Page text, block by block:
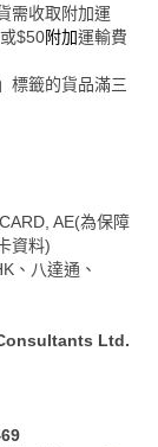
需收取附加運
$50附加運輸費
標籤的貨品滿三
AE(為保障
資料)
、八達通、
Ltd.